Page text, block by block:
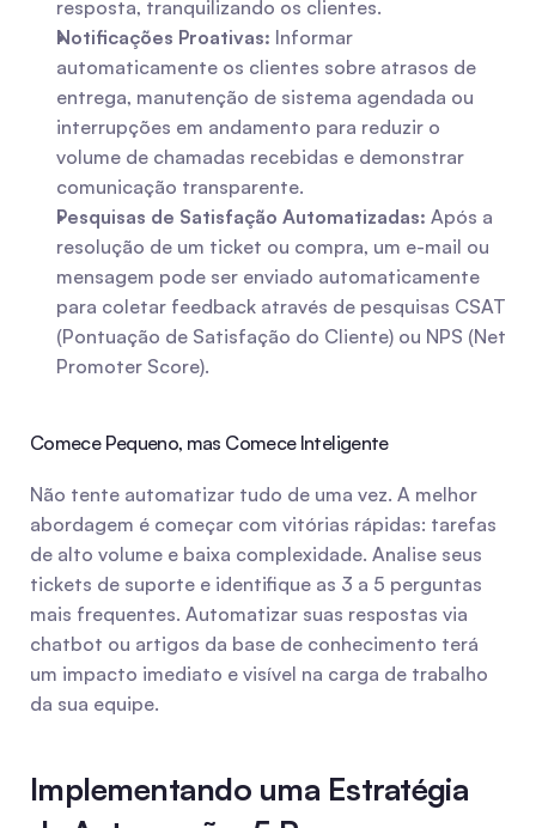
resposta, tranquilizando os clientes.
Notificações Proativas: Informar
automaticamente os clientes sobre atrasos de
entrega, manutenção de sistema agendada ou
interrupções em andamento para reduzir o
volume de chamadas recebidas e demonstrar
comunicação transparente.
Pesquisas de Satisfação Automatizadas: Após a
resolução de um ticket ou compra, um e-mail ou
mensagem pode ser enviado automaticamente
para coletar feedback através de pesquisas CSAT
(Pontuação de Satisfação do Cliente) ou NPS (Net
Promoter Score).
Comece Pequeno, mas Comece Inteligente
Não tente automatizar tudo de uma vez. A melhor
abordagem é começar com vitórias rápidas: tarefas
de alto volume e baixa complexidade. Analise seus
tickets de suporte e identifique as 3 a 5 perguntas
mais frequentes. Automatizar suas respostas via
chatbot ou artigos da base de conhecimento terá
um impacto imediato e visível na carga de trabalho
da sua equipe.
Implementando uma Estratégia